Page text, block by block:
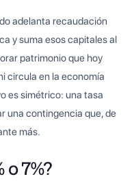
adelanta recaudación
y suma esos capitales al
patrimonio que hoy
circula en la economía
es simétrico: una tasa
una contingencia que, de
más.
o 7%?